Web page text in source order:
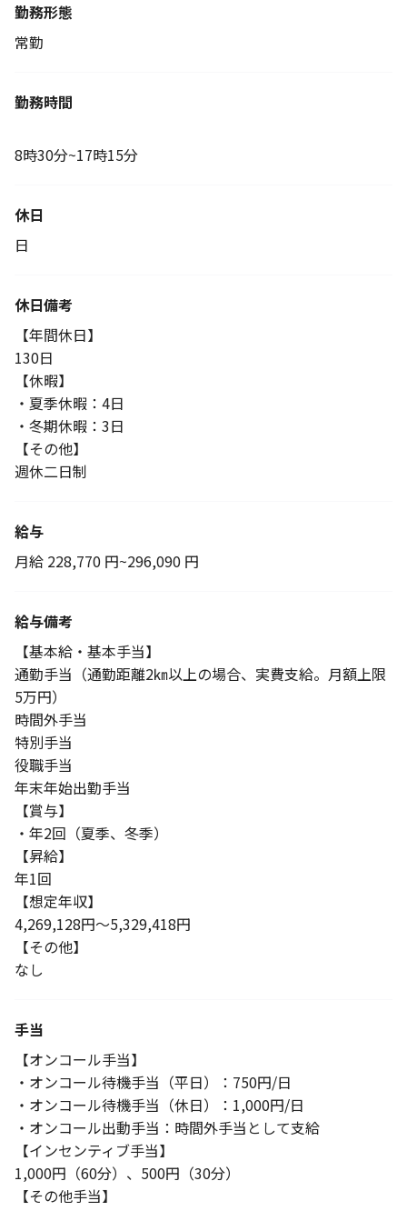
勤務形態
常勤
勤務時間
8時30分~17時15分
休日
日
休日備考
【年間休日】
130日
【休暇】
・夏季休暇：4日
・冬期休暇：3日
【その他】
週休二日制
給与
月給 228,770 円~296,090 円
給与備考
【基本給・基本手当】
通勤手当（通勤距離2㎞以上の場合、実費支給。月額上限
5万円）
時間外手当
特別手当
役職手当
年末年始出勤手当
【賞与】
・年2回（夏季、冬季）
【昇給】
年1回
【想定年収】
4,269,128円～5,329,418円
【その他】
なし
手当
【オンコール手当】
・オンコール待機手当（平日）：750円/日
・オンコール待機手当（休日）：1,000円/日
・オンコール出動手当：時間外手当として支給
【インセンティブ手当】
1,000円（60分）、500円（30分）
【その他手当】